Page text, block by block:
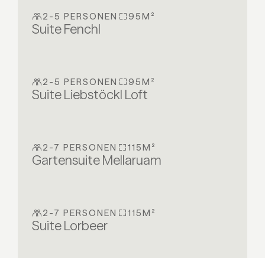
2-5 PERSONEN 95M²
Suite Fenchl
2-5 PERSONEN 95M²
Suite Liebstöckl Loft
2-7 PERSONEN 115M²
Gartensuite Mellaruam
2-7 PERSONEN 115M²
Suite Lorbeer